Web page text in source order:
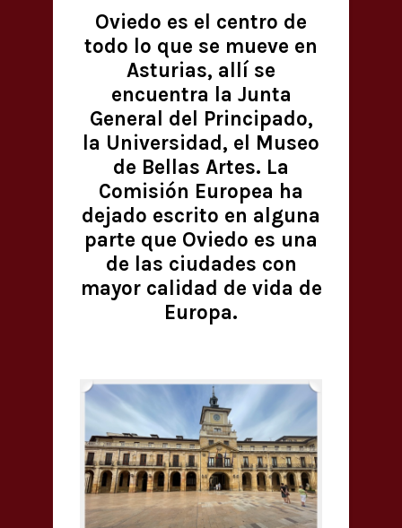
Oviedo es el centro de
todo lo que se mueve en
Asturias, allí se
encuentra la Junta
General del Principado,
la Universidad, el Museo
de Bellas Artes. La
Comisión Europea ha
dejado escrito en alguna
parte que Oviedo es una
de las ciudades con
mayor calidad de vida de
Europa.